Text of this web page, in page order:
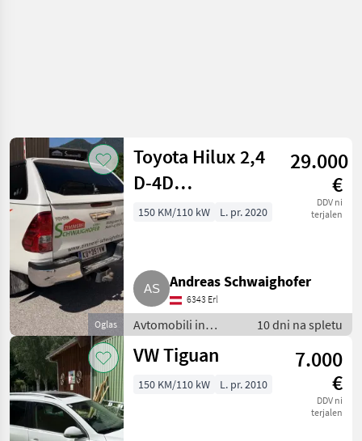
Oglas
Toyota Hilux 2,4
D-4D
Doppelkabine
29.000
€
DDV ni
terjalen
150 KM/110 kW L. pr. 2020
Andreas Schwaighofer
6343 Erl
Avtomobili in
motorna kolesa /
Terensko vozilo -
10 dni na spletu
VW Tiguan
7.000
€
DDV ni
terjalen
150 KM/110 kW L. pr. 2010